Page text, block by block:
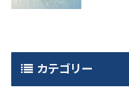
カテゴリー